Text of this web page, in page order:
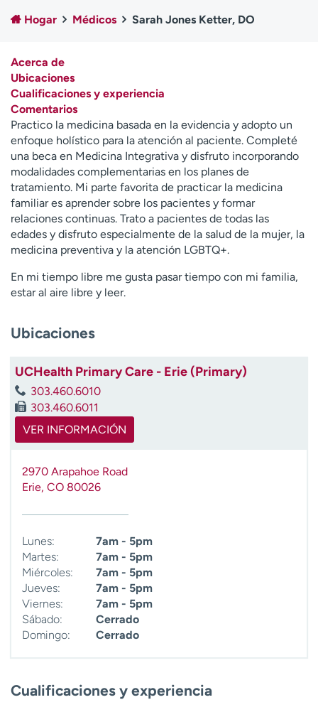
Empleados
comunicación
Contáctenos Noticias e historias
A
y
ú
d
a
m
e
a
e
c
o
t
Hogar Médicos Sarah Jones Ketter, DO
Acerca de
Ubicaciones
Cualificaciones y experiencia
Comentarios
Practico la medicina basada en la evidencia y adopto un
enfoque holístico para la atención al paciente. Completé
una beca en Medicina Integrativa y disfruto incorporando
modalidades complementarias en los planes de
tratamiento. Mi parte favorita de practicar la medicina
familiar es aprender sobre los pacientes y formar
relaciones continuas. Trato a pacientes de todas las
edades y disfruto especialmente de la salud de la mujer, la
medicina preventiva y la atención LGBTQ+.
En mi tiempo libre me gusta pasar tiempo con mi familia,
estar al aire libre y leer.
Ubicaciones
UCHealth Primary Care - Erie (Primary)
303.460.6010
303.460.6011
VER INFORMACIÓN
2970 Arapahoe Road
Erie, CO 80026
Lunes:
7am - 5pm
Martes:
7am - 5pm
Miércoles:
7am - 5pm
Jueves:
7am - 5pm
Viernes:
7am - 5pm
Sábado:
Cerrado
Domingo:
Cerrado
Cualificaciones y experiencia